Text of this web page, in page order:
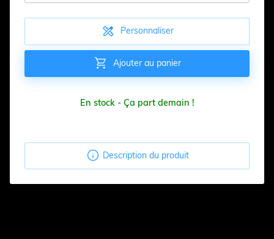
 Personnaliser
 Ajouter au panier
En stock - Ça part demain !
 Description du produit